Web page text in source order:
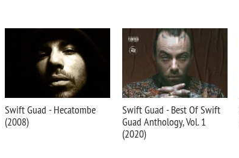
Swift Guad - Hecatombe
(2008)
Swift Guad - Best Of Swift
Guad Anthology, Vol. 1
(2020)